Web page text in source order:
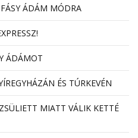
ÁDÁM MÓDRA
ÁDÁMOT
ÉS TÚRKEVÉN
MIATT VÁLIK KETTÉ